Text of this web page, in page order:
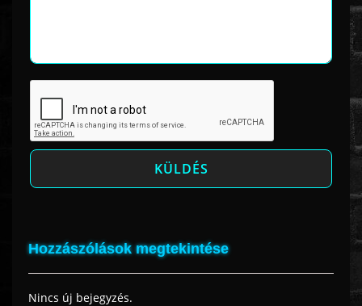
Hozzászólások megtekintése
Nincs új bejegyzés.